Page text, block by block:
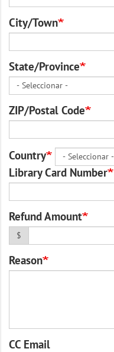
2
City/Town
State/Province
ZIP/Postal Code
Country
Library Card Number
Refund Amount
$
Reason
CC Email